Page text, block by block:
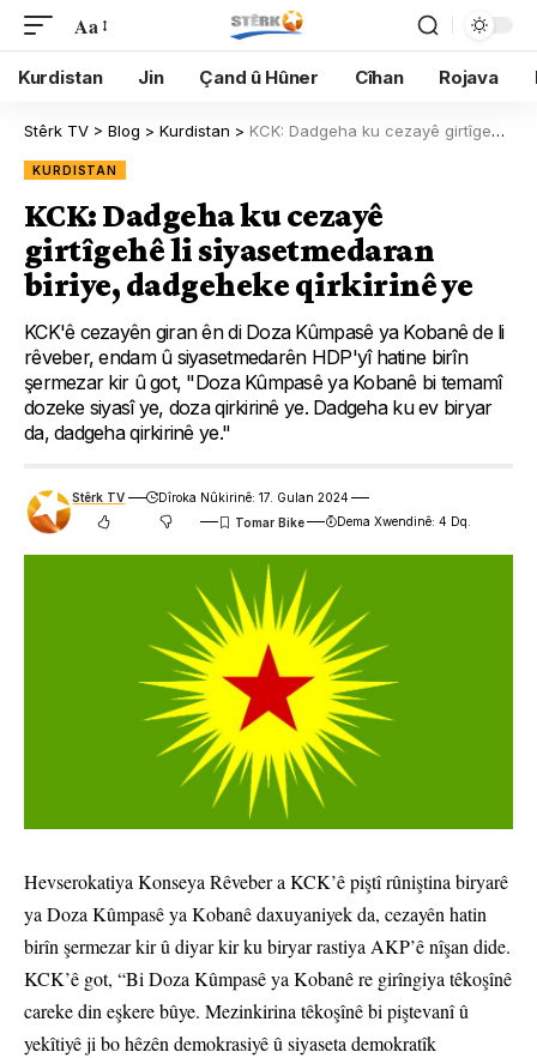
Aa
Kurdistan Jin Çand û Hûner Cîhan Rojava
Stêrk TV > Blog > Kurdistan > KCK: Dadgeha ku cezayê girtîgehê li siyasetmedaran biriye, dadgeheke qirkirinê ye
KURDISTAN
KCK: Dadgeha ku cezayê
girtîgehê li siyasetmedaran
biriye, dadgeheke qirkirinê ye
KCK'ê cezayên giran ên di Doza Kûmpasê ya Kobanê de li
rêveber, endam û siyasetmedarên HDP'yî hatine birîn
şermezar kir û got, "Doza Kûmpasê ya Kobanê bi temamî
dozeke siyasî ye, doza qirkirinê ye. Dadgeha ku ev biryar
da, dadgeha qirkirinê ye."
Stêrk TV
Dîroka Nûkirinê: 17. Gulan 2024
Dema Xwendinê: 4 Dq.
Hevserokatiya Konseya Rêveber a KCK’ê piştî rûniştina biryarê
ya Doza Kûmpasê ya Kobanê daxuyaniyek da, cezayên hatin
birîn şermezar kir û diyar kir ku biryar rastiya AKP’ê nîşan dide.
KCK’ê got, “Bi Doza Kûmpasê ya Kobanê re girîngiya têkoşînê
careke din eşkere bûye. Mezinkirina têkoşînê bi piştevanî û
yekîtiyê ji bo hêzên demokrasiyê û siyaseta demokratîk